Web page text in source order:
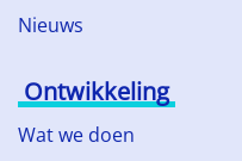
Nieuws
Ontwikkeling
Wat we doen